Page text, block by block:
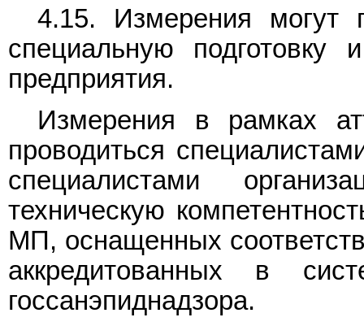
4.15. Измерения могут
специальную подготовку
предприятия.
Измерения в рамках
проводиться
специалистами
техническую
МП, оснащенных
аккредитованных в
госсанэпиднадзора.